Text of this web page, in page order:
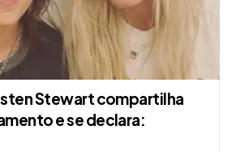
Stewart compartilha
e se declara: